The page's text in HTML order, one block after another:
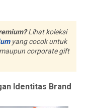
Lihat koleksi
yang cocok untuk
corporate gift
Identitas Brand